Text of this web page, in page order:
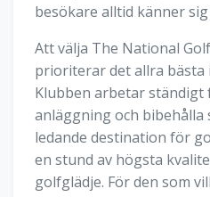
besökare alltid känner
Att välja The National
prioriterar det allra bästa
Klubben arbetar
anläggning och bibehålla
ledande destination för
en stund av högsta
golfglädje. För den som